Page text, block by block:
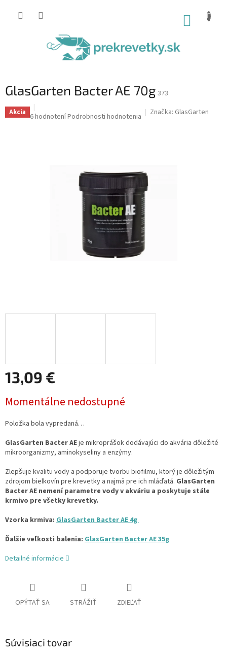
GlasGarten Bacter AE 70g 373
Akcia Priemerné
6 hodnoteníPodrobnosti hodnotenia Značka: GlasGarten
13,09 €
cena:
Momentálne nedostupné
Položka bola vypredaná…
GlasGarten Bacter AEje mikroprášok dodávajúci do akvária dôležité
mikroorganizmy, aminokyseliny a enzýmy.
Zlepšuje kvalitu vody a podporuje tvorbu biofilmu, ktorý je dôležitým
zdrojom bielkovín pre krevetky a najmä pre ich mláďatá. GlasGarten
Bacter AE nemení parametre vody v akváriu a poskytuje stále
krmivo pre všetky krevetky.
Vzorka krmiva: GlasGarten Bacter AE 4g
Ďalšie veľkosti balenia: GlasGarten Bacter AE 35g
Detailné informácie
OPÝTAŤ SA STRÁŽIŤ ZDIEĽAŤ
Súvisiaci tovar